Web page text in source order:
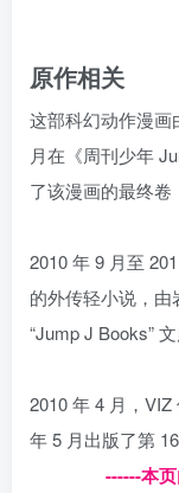
原作相关
这部科幻动作漫画
月在《周刊少年
了该漫画的最终卷
2010 年 9 月至
的外传轻小说，
“Jump J Books” 文
2010 年 4 月，
年 5 月出版了第
------本